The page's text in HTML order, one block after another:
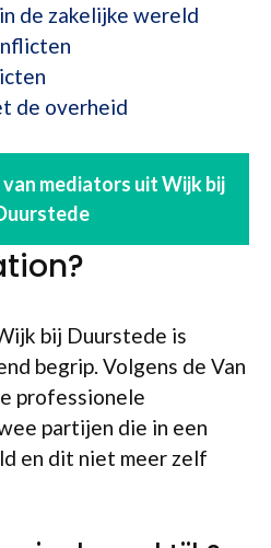
de zakelijke wereld
de overheid
mediators uit Wijk bij
bij Duurstede is
begrip. Volgens de Van
professionele
partijen die in een
en dit niet meer zelf